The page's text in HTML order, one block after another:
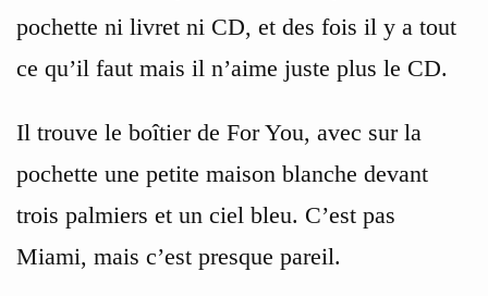
pochette ni livret ni CD, et des fois il y a tout
ce qu’il faut mais il n’aime juste plus le CD.
Il trouve le boîtier de For You, avec sur la
pochette une petite maison blanche devant
trois palmiers et un ciel bleu. C’est pas
Miami, mais c’est presque pareil.